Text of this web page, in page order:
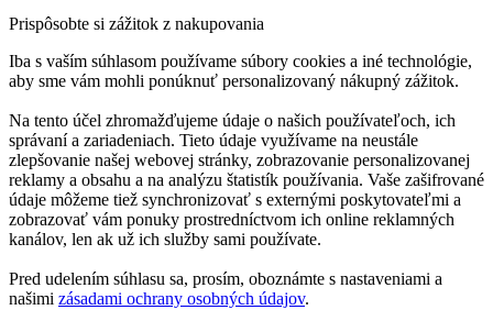
Prispôsobte si zážitok z nakupovania
Iba s vaším súhlasom používame súbory cookies a iné technológie,
aby sme vám mohli ponúknuť personalizovaný nákupný zážitok.
Na tento účel zhromažďujeme údaje o našich používateľoch, ich
správaní a zariadeniach. Tieto údaje využívame na neustále
zlepšovanie našej webovej stránky, zobrazovanie personalizovanej
reklamy a obsahu a na analýzu štatistík používania. Vaše zašifrované
údaje môžeme tiež synchronizovať s externými poskytovateľmi a
zobrazovať vám ponuky prostredníctvom ich online reklamných
kanálov, len ak už ich služby sami používate.
Pred udelením súhlasu sa, prosím, oboznámte s nastaveniami a
našimi zásadami ochrany osobných údajov.